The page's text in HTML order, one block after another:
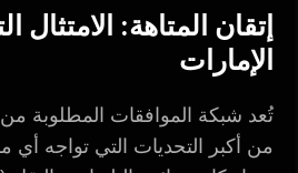
إتقان المتاهة: الامتثال
الإمارات
تُعد شبكة الموافقات المطلوبة
من أكبر التحديات التي تواجه